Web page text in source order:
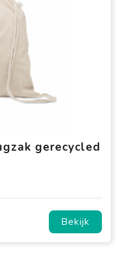
gerecycled
Bekijk